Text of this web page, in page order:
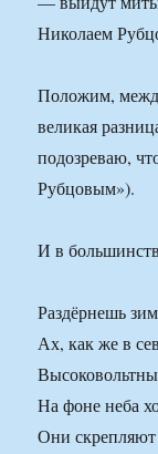
Николаем
Положим,
великая
подозреваю,
Рубцовым»).
И в
Раздёрнешь
Ах, как же в
На фоне неба
Они